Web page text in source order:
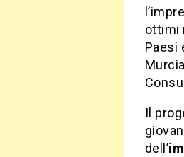
ottimi
Paesi
Il
dell’